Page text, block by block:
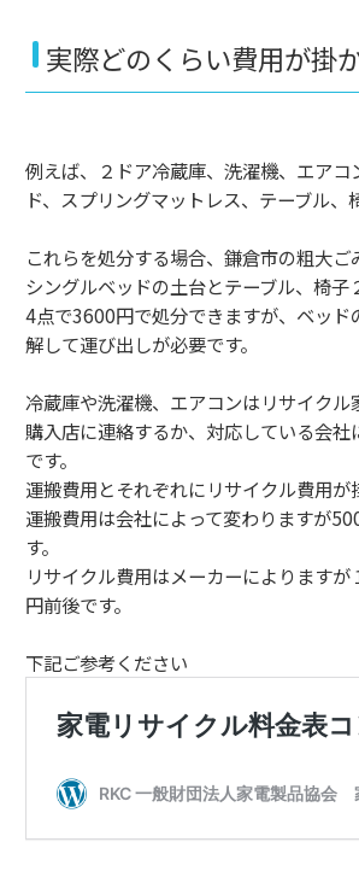
実際どのくらい費用が掛
例えば、２ドア冷蔵庫、洗濯機、エアコ
ド、スプリングマットレス、テーブル、
これらを処分する場合、鎌倉市の粗大
シングルベッドの土台とテーブル、椅子
4点で3600円で処分できますが、ベッド
解して運び出しが必要です。
冷蔵庫や洗濯機、エアコンはリサイク
購入店に連絡するか、対応している会
です。
運搬費用とそれぞれにリサイクル費用が
運搬費用は会社によって変わりますが
す。
リサイクル費用はメーカーによります
円前後です。
下記ご参考ください